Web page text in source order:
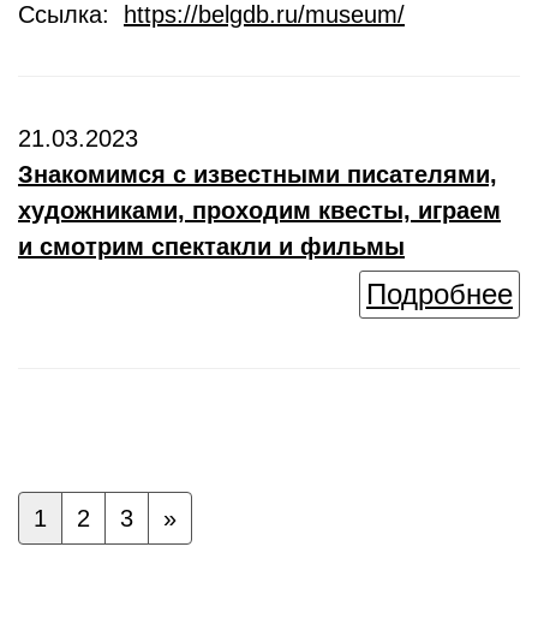
Ссылка:
https://belgdb.ru/museum/
21.03.2023
Знакомимся с известными писателями,
художниками, проходим квесты, играем
и смотрим спектакли и фильмы
Подробнее
1 2 3 »